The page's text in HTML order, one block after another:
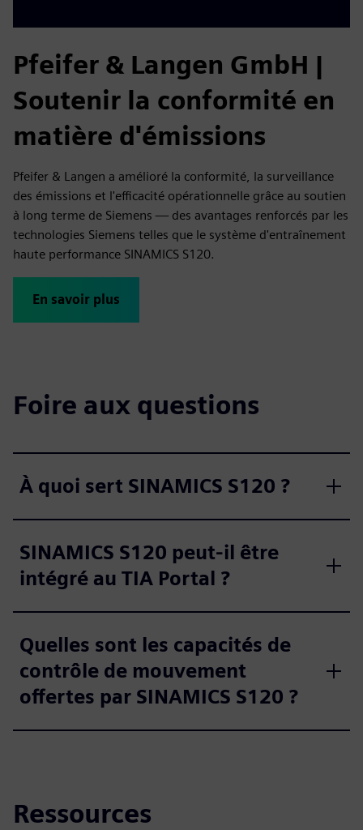
Pfeifer & Langen GmbH |
Soutenir la conformité en
matière d'émissions
Pfeifer & Langen a amélioré la conformité, la surveillance
des émissions et l'efficacité opérationnelle grâce au soutien
à long terme de Siemens — des avantages renforcés par les
technologies Siemens telles que le système d'entraînement
haute performance SINAMICS S120.
En savoir plus
Foire aux questions
À quoi sert SINAMICS S120 ?
SINAMICS S120 peut-il être
intégré au TIA Portal ?
Quelles sont les capacités de
contrôle de mouvement
offertes par SINAMICS S120 ?
Ressources